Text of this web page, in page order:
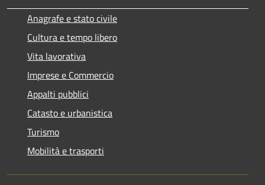
Anagrafe e stato civile
Cultura e tempo libero
Vita lavorativa
Imprese e Commercio
Appalti pubblici
Catasto e urbanistica
Turismo
Mobilità e trasporti